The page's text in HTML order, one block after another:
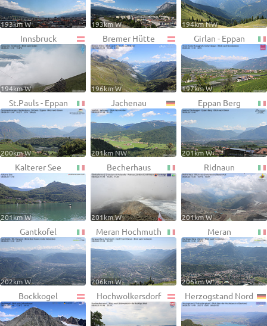
193km W 193km W 194km NW
Innsbruck
194km W
Bremer Hütte
196km W
Girlan - Eppan
197km W
St.Pauls - Eppan
200km W
Jachenau
201km NW
Eppan Berg
201km W
Kalterer See
201km W
Becherhaus
201km W
Ridnaun
201km W
Gantkofel
202km W
Meran Hochmuth
206km W
Meran
206km W
Bockkogel Hochwolkersdorf Herzogstand Nord